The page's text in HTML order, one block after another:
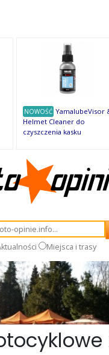
NOWOŚĆ YamalubeVisor
Helmet Cleaner do
czyszczenia kasku
Miejsca i trasy